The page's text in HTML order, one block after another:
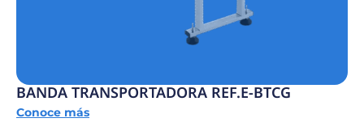
BANDA TRANSPORTADORA REF.E-BTCG
Conoce más